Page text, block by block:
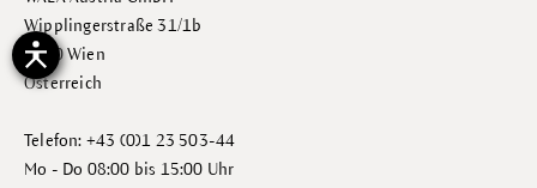
Wipplingerstraße 31/1b
1010 Wien
Österreich
Telefon: +43 (0)1 23 503-44
Mo - Do 08:00 bis 15:00 Uhr